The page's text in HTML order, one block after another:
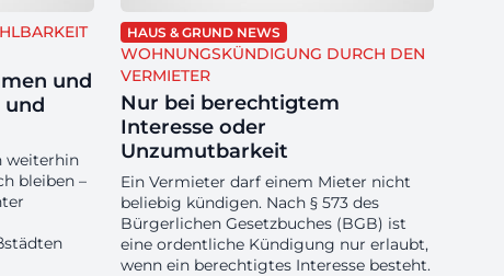
und
und
weiterhin
bleiben –
HAUS & GRUND NEWS
WOHNUNGSKÜNDIGUNG DURCH DEN
VERMIETER
Nur bei berechtigtem
Interesse oder
Unzumutbarkeit
Ein Vermieter darf einem Mieter nicht
beliebig kündigen. Nach § 573 des
Bürgerlichen Gesetzbuches (BGB) ist
eine ordentliche Kündigung nur erlaubt,
wenn ein berechtigtes Interesse besteht.